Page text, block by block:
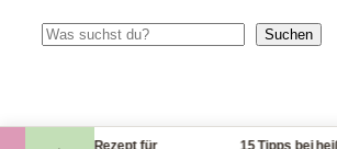
Suchen Suchen
Rezept für 15 Tipps bei heißen